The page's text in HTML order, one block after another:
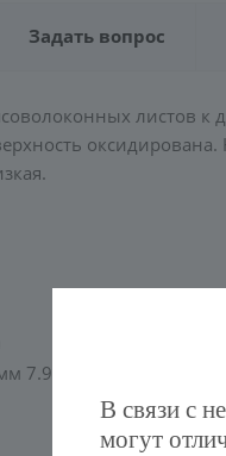
Задать вопрос
листов
7.90-8.60
В связи с
могут